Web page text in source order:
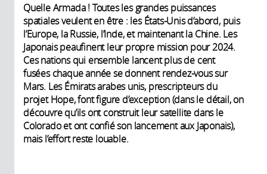
Quelle Armada ! Toutes les grandes puissances
spatiales veulent en être : les États-Unis d’abord, puis
l’Europe, la Russie, l’Inde, et maintenant la Chine. Les
Japonais peaufinent leur propre mission pour 2024.
Ces nations qui ensemble lancent plus de cent
fusées chaque année se donnent rendez-vous sur
Mars. Les Émirats arabes unis, prescripteurs du
projet Hope, font figure d’exception (dans le détail, on
découvre qu’ils ont construit leur satellite dans le
Colorado et ont confié son lancement aux Japonais),
mais l’effort reste louable.